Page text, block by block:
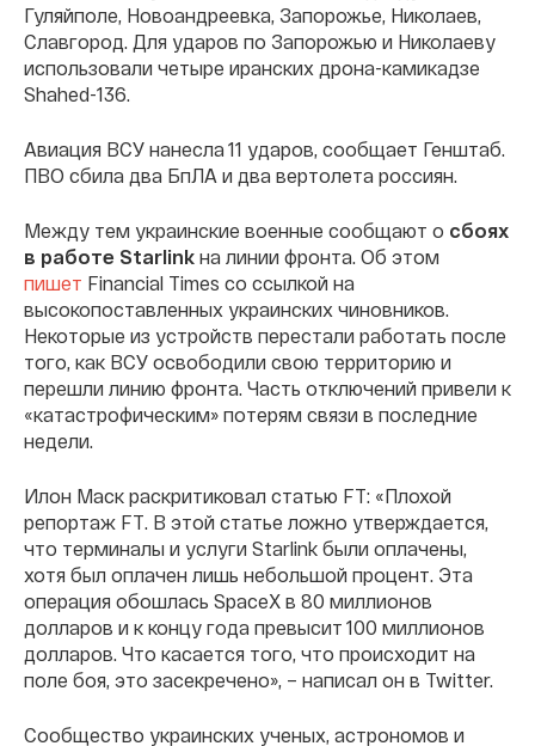
Гуляйполе, Новоандреевка, Запорожье, Николаев,
Славгород. Для ударов по Запорожью и Николаеву
использовали четыре иранских дрона-камикадзе
Shahed-136.
Авиация ВСУ нанесла 11 ударов, сообщает Генштаб.
ПВО сбила два БпЛА и два вертолета россиян.
Между тем украинские военные сообщают о сбоях
в работе Starlink на линии фронта. Об этом
пишет Financial Times со ссылкой на
высокопоставленных украинских чиновников.
Некоторые из устройств перестали работать после
того, как ВСУ освободили свою территорию и
перешли линию фронта. Часть отключений привели к
«катастрофическим» потерям связи в последние
недели.
Илон Маск раскритиковал статью FT: «Плохой
репортаж FT. В этой статье ложно утверждается,
что терминалы и услуги Starlink были оплачены,
хотя был оплачен лишь небольшой процент. Эта
операция обошлась SpaceX в 80 миллионов
долларов и к концу года превысит 100 миллионов
долларов. Что касается того, что происходит на
поле боя, это засекречено», – написал он в Twitter.
Cообщество украинских ученых, астрономов и